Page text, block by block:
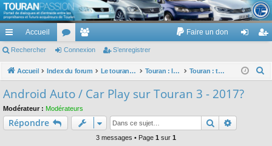
TouranPassion
Le forum des propriétaires ou futurs acquéreurs du Volkswagen Touran
cc
ès
pi
de
Accueil
or
u
e
m
Faire un don
ne nr
Rechercher Connexion S’enregistrer
Accueil Index du forum Le touran dans ses versions I (V1 V2 V3) et II ... Touran : les équipements électriques et électroniques Touran : tableau de bord, commandes et ordinateur de bord : ODB
Android Auto / Car Play sur Touran 3 - 2017?
Modérateur : Modérateurs
Répondre Rechercher
3 messages • Page 1 sur 1